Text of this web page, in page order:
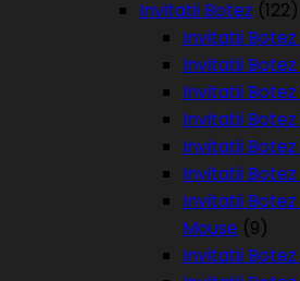
Invitatii Botez (122)
Invitatii
Invitatii
Invitatii
Invitatii
Invitatii
Invitatii
Invitatii
Mouse (9)
Invitatii Botez